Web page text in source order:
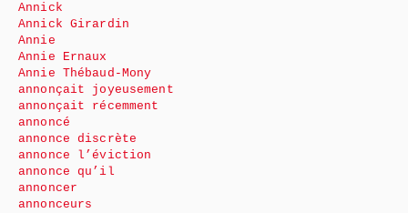
Annick
Annick Girardin
Annie
Annie Ernaux
Annie Thébaud-Mony
annonçait joyeusement
annonçait récemment
annoncé
annonce discrète
annonce l’éviction
annonce qu’il
annoncer
annonceurs